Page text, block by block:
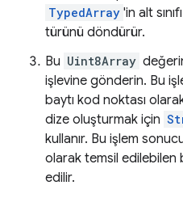
TypedArray 'in alt
türünü döndürür.
Bu Uint8Array
işlevine gönderin. Bu
baytı kod noktası
dize oluşturmak için
kullanır. Bu işlem
olarak temsil edilebilen
edilir.